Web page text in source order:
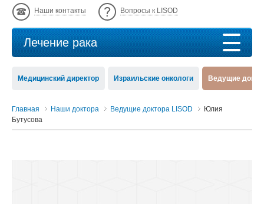
Наши контакты Вопросы к LISOD
Лечение рака
Медицинский директор Израильские онкологи Ведущие
Главная Наши доктора Ведущие доктора LISOD
Юлия
Бутусова